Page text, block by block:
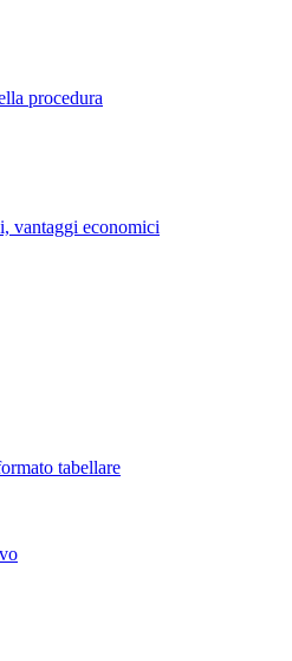
procedura
vantaggi economici
tabellare